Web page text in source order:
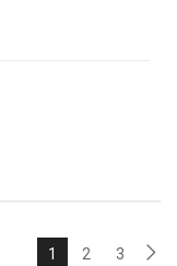
1 2 3